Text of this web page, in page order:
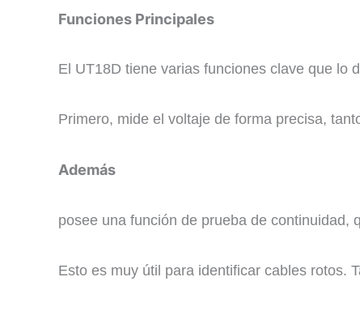
​Funciones Principales
​El UT18D tiene varias funciones clave que lo
Primero, mide el voltaje de forma precisa,
Además
posee una función de prueba de continuidad,
Esto es muy útil para identificar cables rotos.